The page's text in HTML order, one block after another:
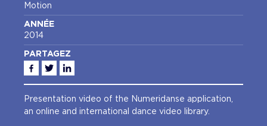
Motion
ANNÉE
2014
PARTAGEZ
Facebook
Presentation video of the Numeridanse application,
an online and international dance video library.